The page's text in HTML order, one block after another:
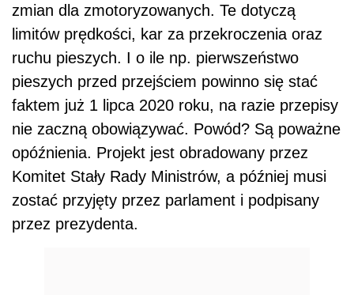
zmian dla zmotoryzowanych. Te dotyczą
limitów prędkości, kar za przekroczenia oraz
ruchu pieszych. I o ile np. pierwszeństwo
pieszych przed przejściem powinno się stać
faktem już 1 lipca 2020 roku, na razie przepisy
nie zaczną obowiązywać. Powód? Są poważne
opóźnienia. Projekt jest obradowany przez
Komitet Stały Rady Ministrów, a później musi
zostać przyjęty przez parlament i podpisany
przez prezydenta.